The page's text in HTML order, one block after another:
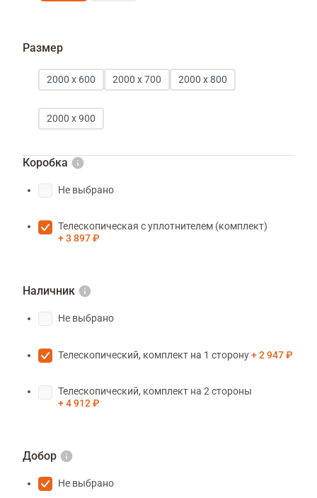
Размер
2000 х 600 2000 х 700 2000 х 800
2000 х 900
Коробка
Не выбрано
Телескопическая с уплотнителем (комплект)
3 897 ₽
Наличник
Не выбрано
Телескопический, комплект на 1 сторону 2 947 ₽
Телескопический, комплект на 2 стороны
4 912 ₽
Добор
Не выбрано